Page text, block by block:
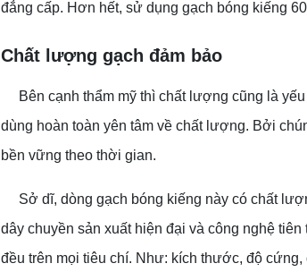
đẳng cấp. Hơn hết, sử dụng gạch bóng kiếng
Chất lượng gạch đảm bảo
Bên cạnh thẩm mỹ thì chất lượng cũng là
dùng hoàn toàn yên tâm về chất lượng. Bởi
bền vững theo thời gian.
Sở dĩ, dòng gạch bóng kiếng này có chất
dây chuyền sản xuất hiện đại và công nghệ
đều trên mọi tiêu chí. Như: kích thước, độ cứng,